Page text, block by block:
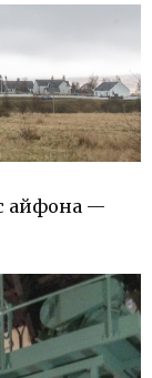
айфона —